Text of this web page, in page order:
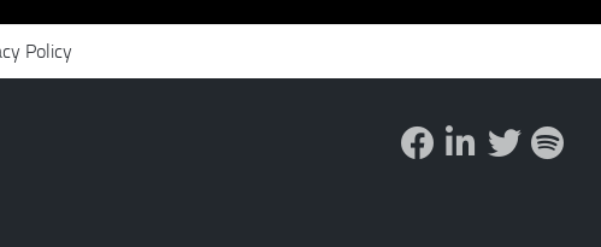
Policy